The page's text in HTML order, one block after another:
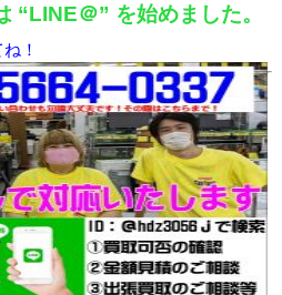
“LINE＠” を始めました。
！